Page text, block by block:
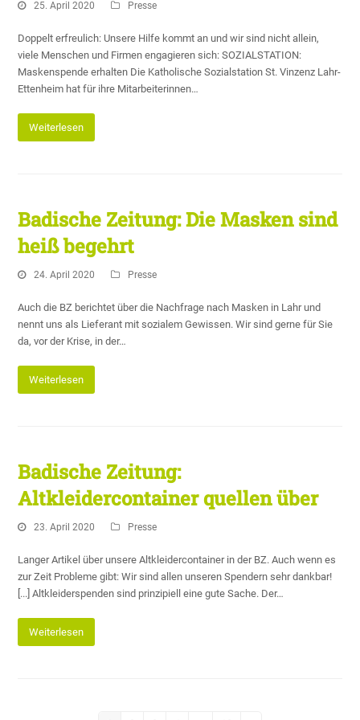
25. April 2020 Presse
Doppelt erfreulich: Unsere Hilfe kommt an und wir sind nicht allein,
viele Menschen und Firmen engagieren sich: SOZIALSTATION:
Maskenspende erhalten Die Katholische Sozialstation St. Vinzenz Lahr-
Ettenheim hat für ihre Mitarbeiterinnen…
Weiterlesen
Badische Zeitung: Die Masken sind
heiß begehrt
24. April 2020 Presse
Auch die BZ berichtet über die Nachfrage nach Masken in Lahr und
nennt uns als Lieferant mit sozialem Gewissen. Wir sind gerne für Sie
da, vor der Krise, in der…
Weiterlesen
Badische Zeitung:
Altkleidercontainer quellen über
23. April 2020 Presse
Langer Artikel über unsere Altkleidercontainer in der BZ. Auch wenn es
zur Zeit Probleme gibt: Wir sind allen unseren Spendern sehr dankbar!
[...] Altkleiderspenden sind prinzipiell eine gute Sache. Der…
Weiterlesen